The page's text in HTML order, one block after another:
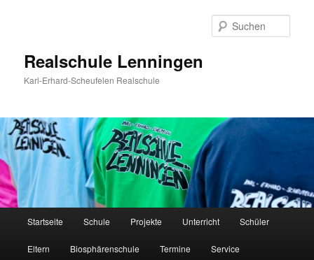
Realschule Lenningen
Karl-Erhard-Scheufelen Realschule
Startseite Schule Projekte Unterricht Schüler
Eltern Biosphärenschule Termine Service